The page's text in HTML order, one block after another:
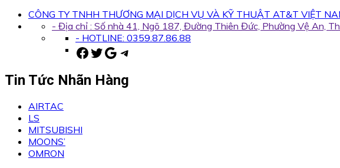
CÔNG TY TNHH THƯƠNG MẠI DỊCH VỤ VÀ KỸ THUẬT AT&T VIỆT
- Địa chỉ : Số nhà 41, Ngõ 187, Đường Thiên Đức, Phường Vệ An,
- HOTLINE: 0359.87.86.88
Facebook
Twitter
Google
Telegram
Tin Tức Nhãn Hàng
AIRTAC
LS
MITSUBISHI
MOONS’
OMRON